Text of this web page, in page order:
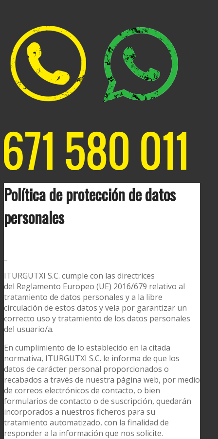
Política de protección de datos
personales
ITURGUTXI S.C. cumple con las directrices
del Reglamento Europeo (UE) 2016/679 relativo al
tratamiento de datos personales y a la libre
circulación de estos datos y vela por garantizar un
correcto uso y tratamiento de los datos personales
del usuario/a.
En cumplimiento de lo establecido en la citada
normativa, ITURGUTXI S.C. le informa de que los
datos de carácter personal proporcionados o
recabados a través de nuestra página web, por medio
de correos electrónicos de contacto, o bien
formularios de contacto o de suscripción, quedarán
incorporados a nuestros ficheros para su
tratamiento automatizado, con la finalidad de
responder a la información que nos solicite.